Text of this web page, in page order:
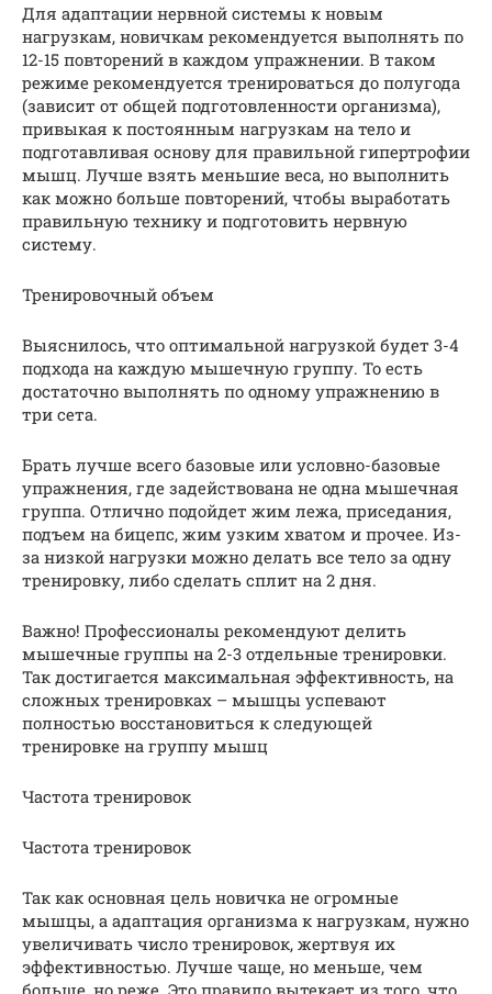
Для адаптации нервной системы к новым
нагрузкам, новичкам рекомендуется выполнять по
12-15 повторений в каждом упражнении. В таком
режиме рекомендуется тренироваться до полугода
(зависит от общей подготовленности организма),
привыкая к постоянным нагрузкам на тело и
подготавливая основу для правильной гипертрофии
мышц. Лучше взять меньшие веса, но выполнить
как можно больше повторений, чтобы выработать
правильную технику и подготовить нервную
систему.
Тренировочный объем
Выяснилось, что оптимальной нагрузкой будет 3-4
подхода на каждую мышечную группу. То есть
достаточно выполнять по одному упражнению в
три сета.
Брать лучше всего базовые или условно-базовые
упражнения, где задействована не одна мышечная
группа. Отлично подойдет жим лежа, приседания,
подъем на бицепс, жим узким хватом и прочее. Из-
за низкой нагрузки можно делать все тело за одну
тренировку, либо сделать сплит на 2 дня.
Важно! Профессионалы рекомендуют делить
мышечные группы на 2-3 отдельные тренировки.
Так достигается максимальная эффективность, на
сложных тренировках – мышцы успевают
полностью восстановиться к следующей
тренировке на группу мышц
Частота тренировок
Частота тренировок
Так как основная цель новичка не огромные
мышцы, а адаптация организма к нагрузкам, нужно
увеличивать число тренировок, жертвуя их
эффективностью. Лучше чаще, но меньше, чем
больше, но реже. Это правило вытекает из того, что